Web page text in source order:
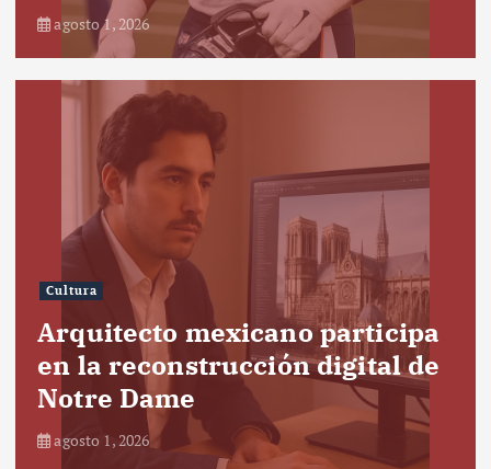
agosto 1, 2026
Cultura
Arquitecto mexicano participa
en la reconstrucción digital de
Notre Dame
agosto 1, 2026